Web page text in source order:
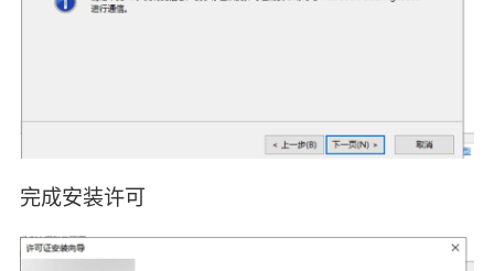
完成安装许可